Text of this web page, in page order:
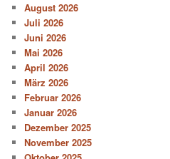
August 2026
Juli 2026
Juni 2026
Mai 2026
April 2026
März 2026
Februar 2026
Januar 2026
Dezember 2025
November 2025